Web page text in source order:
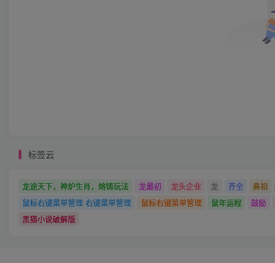
标签云
龙途天下，神炉生肖，熔铸玩法 龙最初 龙头企业 龙 齐全 鼻祖
鼠标右键菜单管理 右键菜单管理
鼠标右键菜单管理 鼠年运程 鼓励
黑猫小说破解版